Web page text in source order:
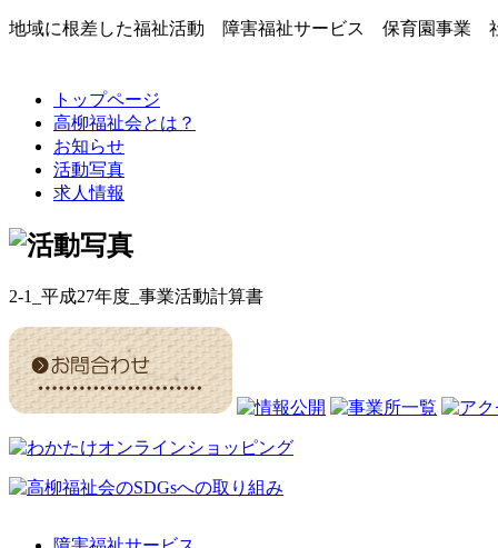
地域に根差した福祉活動 障害福祉サービス 保育園事業
トップページ
高柳福祉会とは？
お知らせ
活動写真
求人情報
2-1_平成27年度_事業活動計算書